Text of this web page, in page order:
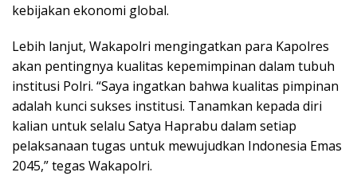
kebijakan ekonomi global.
Lebih lanjut, Wakapolri mengingatkan para Kapolres
akan pentingnya kualitas kepemimpinan dalam tubuh
institusi Polri. “Saya ingatkan bahwa kualitas pimpinan
adalah kunci sukses institusi. Tanamkan kepada diri
kalian untuk selalu Satya Haprabu dalam setiap
pelaksanaan tugas untuk mewujudkan Indonesia Emas
2045,” tegas Wakapolri.